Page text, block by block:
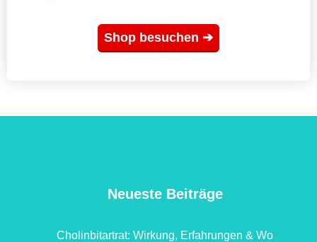
Shop besuchen ➔
Neueste Beiträge
Cholinbitartrat: Wirkung, Erfahrungen & Wo